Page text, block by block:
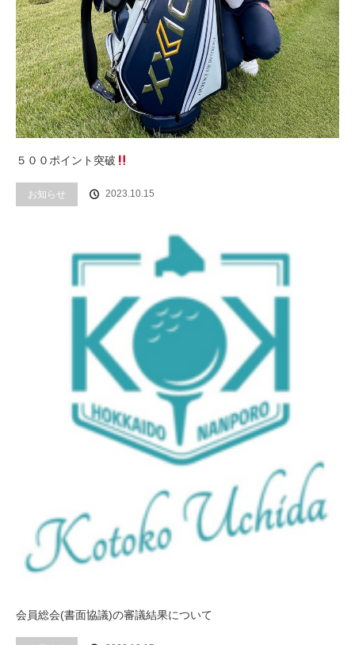
５００ポイント突破
お知らせ 2023.10.15
会員総会(書面協議)の審議結果について